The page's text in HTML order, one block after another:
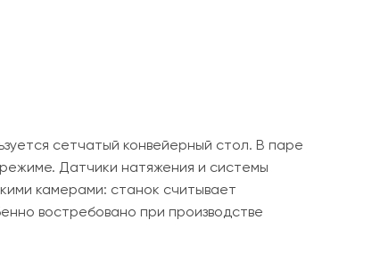
сетчатый конвейерный стол. В паре
Датчики натяжения и системы
камерами: станок считывает
востребовано при производстве